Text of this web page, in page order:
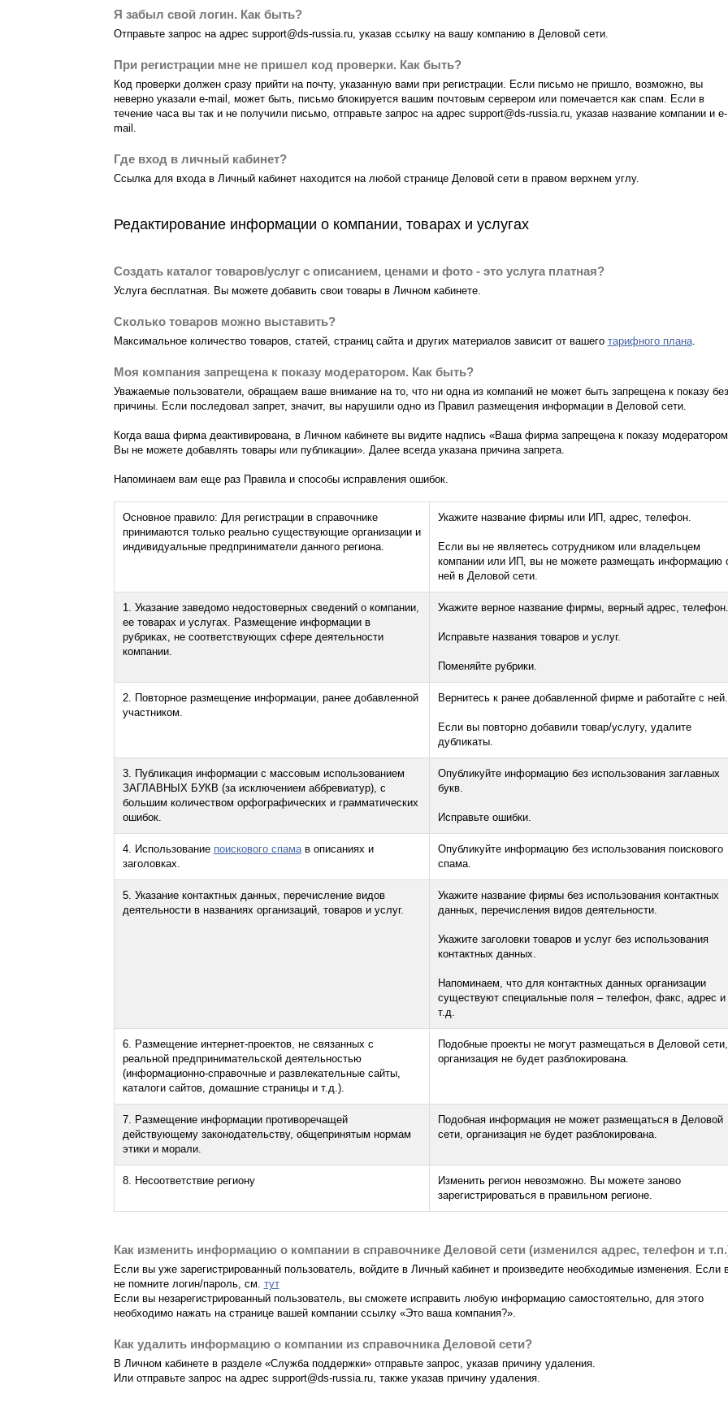
Я забыл свой логин. Как быть?
Отправьте запрос на адрес support@ds-russia.ru, указав ссылку на вашу компанию в Деловой сети.
При регистрации мне не пришел код проверки. Как быть?
Код проверки должен сразу прийти на почту, указанную вами при регистрации. Если письмо не пришло, возможно, вы
неверно указали e-mail, может быть, письмо блокируется вашим почтовым сервером или помечается как спам. Если в
течение часа вы так и не получили письмо, отправьте запрос на адрес support@ds-russia.ru, указав название компании и e-
mail.
Где вход в личный кабинет?
Ссылка для входа в Личный кабинет находится на любой странице Деловой сети в правом верхнем углу.
Редактирование информации о компании, товарах и услугах
Создать каталог товаров/услуг с описанием, ценами и фото - это услуга платная?
Услуга бесплатная. Вы можете добавить свои товары в Личном кабинете.
Сколько товаров можно выставить?
Максимальное количество товаров, статей, страниц сайта и других материалов зависит от вашего тарифного плана.
Моя компания запрещена к показу модератором. Как быть?
Уважаемые пользователи, обращаем ваше внимание на то, что ни одна из компаний не может быть запрещена к показу без
причины. Если последовал запрет, значит, вы нарушили одно из Правил размещения информации в Деловой сети.
Когда ваша фирма деактивирована, в Личном кабинете вы видите надпись «Ваша фирма запрещена к показу
Вы не можете добавлять товары или публикации». Далее всегда указана причина запрета.
Напоминаем вам еще раз Правила и способы исправления ошибок.
Основное правило: Для регистрации в справочнике
принимаются только реально существующие организации и
индивидуальные предприниматели данного региона.
Укажите название фирмы или ИП, адрес, телефон.
Если вы не являетесь сотрудником или владельцем
компании или ИП, вы не можете размещать информацию
ней в Деловой сети.
1. Указание заведомо недостоверных сведений о компании,
ее товарах и услугах. Размещение информации в
рубриках, не соответствующих сфере деятельности
компании.
Укажите верное название фирмы, верный адрес, телефон.
Исправьте названия товаров и услуг.
Поменяйте рубрики.
2. Повторное размещение информации, ранее добавленной
участником.
Вернитесь к ранее добавленной фирме и работайте с ней.
Если вы повторно добавили товар/услугу, удалите
дубликаты.
3. Публикация информации с массовым использованием
ЗАГЛАВНЫХ БУКВ (за исключением аббревиатур), с
большим количеством орфографических и грамматических
ошибок.
Опубликуйте информацию без использования заглавных
букв.
Исправьте ошибки.
4. Использование поискового спамав описаниях и
заголовках.
Опубликуйте информацию без использования поискового
спама.
5. Указание контактных данных, перечисление видов
деятельности в названиях организаций, товаров и услуг.
Укажите название фирмы без использования контактных
данных, перечисления видов деятельности.
Укажите заголовки товаров и услуг без использования
контактных данных.
Напоминаем, что для контактных данных организации
существуют специальные поля – телефон, факс, адрес и
т.д.
6. Размещение интернет-проектов, не связанных с
реальной предпринимательской деятельностью
(информационно-справочные и развлекательные сайты,
каталоги сайтов, домашние страницы и т.д.).
Подобные проекты не могут размещаться в Деловой сети,
организация не будет разблокирована.
7. Размещение информации противоречащей
действующему законодательству, общепринятым нормам
этики и морали.
Подобная информация не может размещаться в Деловой
сети, организация не будет разблокирована.
8. Несоответствие региону
Изменить регион невозможно. Вы можете заново
зарегистрироваться в правильном регионе.
Как изменить информацию о компании в справочнике Деловой сети (изменился адрес, телефон и
Если вы уже зарегистрированный пользователь, войдите в Личный кабинет и произведите необходимые изменения. Если
не помните логин/пароль, см. тут
Если вы незарегистрированный пользователь, вы сможете исправить любую информацию самостоятельно, для этого
необходимо нажать на странице вашей компании ссылку «Это ваша компания?».
Как удалить информацию о компании из справочника Деловой сети?
В Личном кабинете в разделе «Служба поддержки» отправьте запрос, указав причину удаления.
Или отправьте запрос на адрес support@ds-russia.ru, также указав причину удаления.